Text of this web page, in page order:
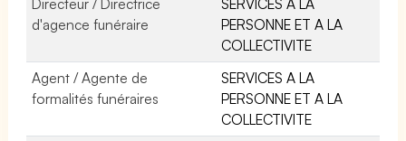
d'agence funéraire
PERSONNE ET A LA
COLLECTIVITE
Agent / Agente de
formalités funéraires
SERVICES A LA
PERSONNE ET A LA
COLLECTIVITE